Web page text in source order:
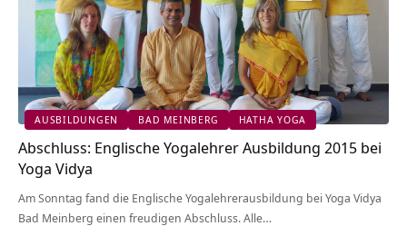
AUSBILDUNGEN BAD MEINBERG HATHA YOGA
Abschluss: Englische Yogalehrer Ausbildung 2015 bei
Yoga Vidya
Am Sonntag fand die Englische Yogalehrerausbildung bei Yoga Vidya
Bad Meinberg einen freudigen Abschluss. Alle…